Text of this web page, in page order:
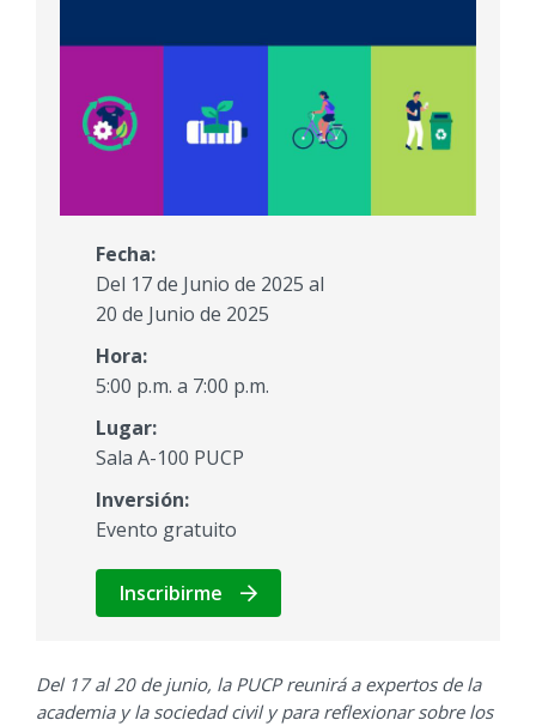
Fecha:
Del 17 de Junio de 2025 al
20 de Junio de 2025
Hora:
5:00 p.m. a 7:00 p.m.
Lugar:
Sala A-100 PUCP
Inversión:
Evento gratuito
Inscribirme
Del 17 al 20 de junio, la PUCP reunirá a expertos de la
academia y la sociedad civil y para reflexionar sobre los